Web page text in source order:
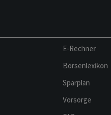
E-Rechner
Börsenlexikon
Sparplan
Vorsorge